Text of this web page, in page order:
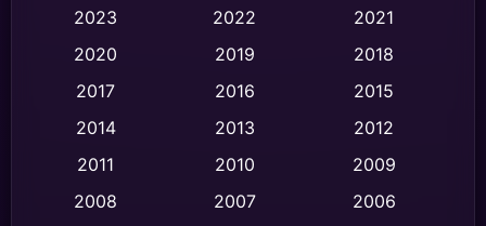
Classic หนังคลาสสิก (47)
Comedy ตลก (456)
Crime อาชญากรรม (535)
2023
2022
2021
2020
2019
2018
2017
2016
2015
2014
2013
2012
2011
2010
2009
2008
2007
2006